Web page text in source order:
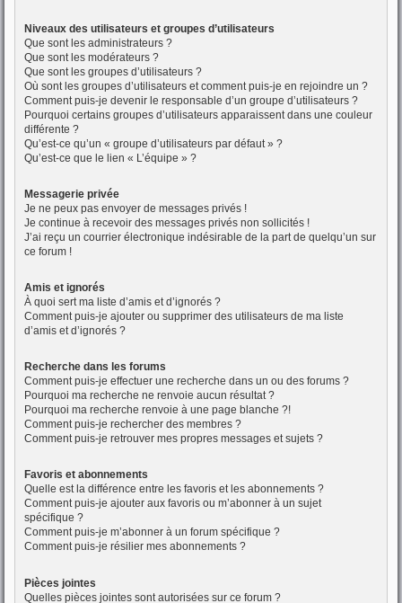
Niveaux des utilisateurs et groupes d’utilisateurs
Que sont les administrateurs ?
Que sont les modérateurs ?
Que sont les groupes d’utilisateurs ?
Où sont les groupes d’utilisateurs et comment puis-je en rejoindre un ?
Comment puis-je devenir le responsable d’un groupe d’utilisateurs ?
Pourquoi certains groupes d’utilisateurs apparaissent dans une couleur
différente ?
Qu’est-ce qu’un « groupe d’utilisateurs par défaut » ?
Qu’est-ce que le lien « L’équipe » ?
Messagerie privée
Je ne peux pas envoyer de messages privés !
Je continue à recevoir des messages privés non sollicités !
J’ai reçu un courrier électronique indésirable de la part de quelqu’un sur
ce forum !
Amis et ignorés
À quoi sert ma liste d’amis et d’ignorés ?
Comment puis-je ajouter ou supprimer des utilisateurs de ma liste
d’amis et d’ignorés ?
Recherche dans les forums
Comment puis-je effectuer une recherche dans un ou des forums ?
Pourquoi ma recherche ne renvoie aucun résultat ?
Pourquoi ma recherche renvoie à une page blanche ?!
Comment puis-je rechercher des membres ?
Comment puis-je retrouver mes propres messages et sujets ?
Favoris et abonnements
Quelle est la différence entre les favoris et les abonnements ?
Comment puis-je ajouter aux favoris ou m’abonner à un sujet
spécifique ?
Comment puis-je m’abonner à un forum spécifique ?
Comment puis-je résilier mes abonnements ?
Pièces jointes
Quelles pièces jointes sont autorisées sur ce forum ?